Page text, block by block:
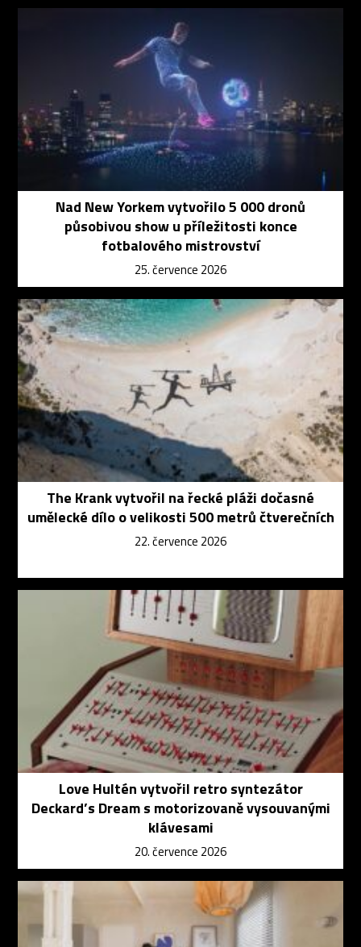
Nad New Yorkem vytvořilo 5 000 dronů
působivou show u příležitosti konce
fotbalového mistrovství
25. července 2026
The Krank vytvořil na řecké pláži dočasné
umělecké dílo o velikosti 500 metrů čtverečních
22. července 2026
Love Hultén vytvořil retro syntezátor
Deckard’s Dream s motorizovaně vysouvanými
klávesami
20. července 2026